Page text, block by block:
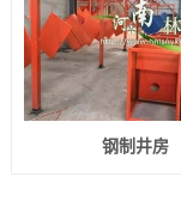
钢制井房